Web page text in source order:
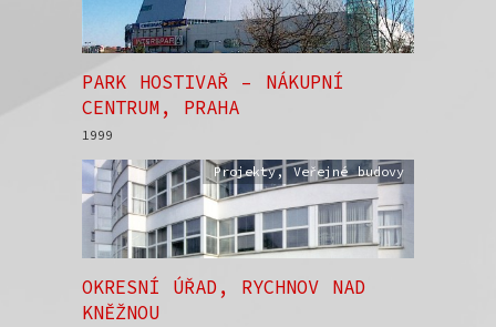
PARK HOSTIVAŘ – NÁKUPNÍ
CENTRUM, PRAHA
1999
OKRESNÍ ÚŘAD, RYCHNOV NAD
KNĚŽNOU
Projekty, Veřejné budovy